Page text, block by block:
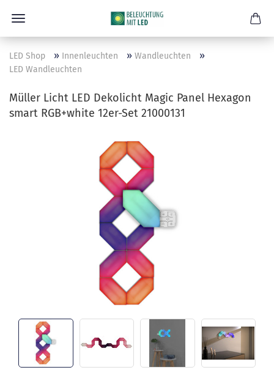
LED Shop » Innenleuchten » Wandleuchten »
LED Wandleuchten
Müller Licht LED Dekolicht Magic Panel Hexagon
smart RGB+white 12er-Set 21000131